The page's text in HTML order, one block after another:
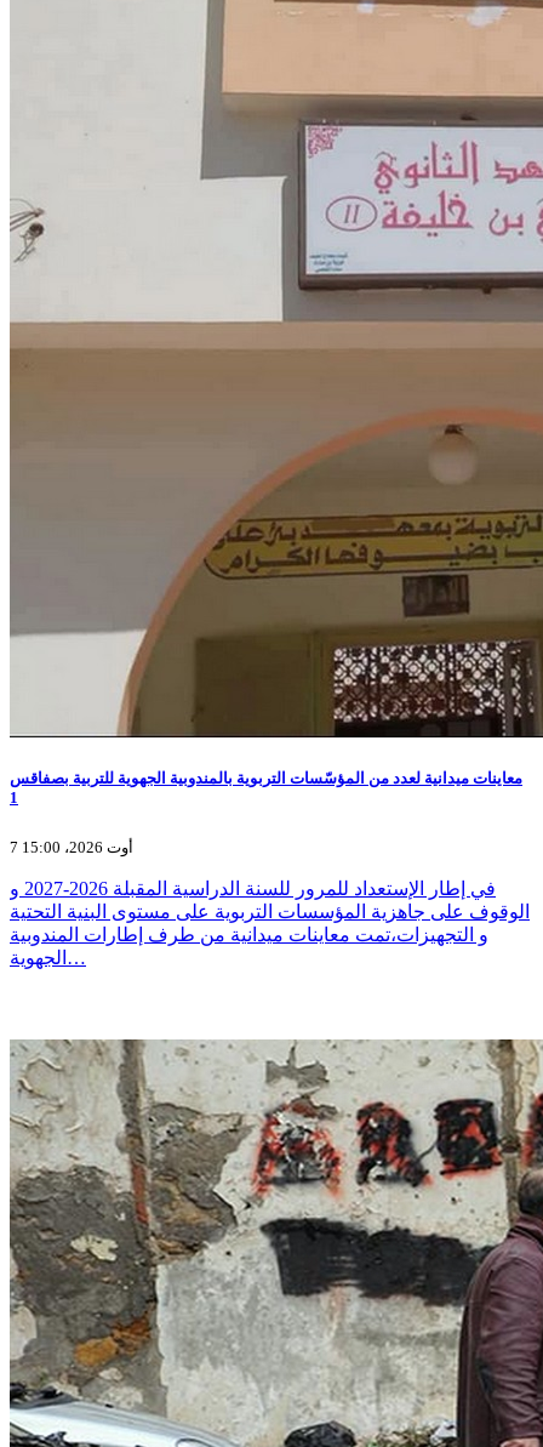
معاينات ميدانية لعدد من المؤسّسات التربوية بالمندوبية الجهوية للتربية بصفاقس
1
7 أوت 2026، 15:00
في إطار الإستعداد للمرور للسنة الدراسية المقبلة 2026-2027 و
الوقوف على جاهزية المؤسسات التربوية على مستوى البنية التحتية
و التجهيزات،تمت معاينات ميدانية من طرف إطارات المندوبية
الجهوية…